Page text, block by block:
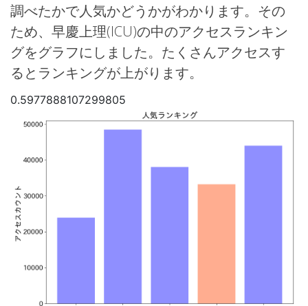
調べたかで人気かどうかがわかります。その
ため、早慶上理(ICU)の中のアクセスランキン
グをグラフにしました。たくさんアクセスす
るとランキングが上がります。
0.5977888107299805